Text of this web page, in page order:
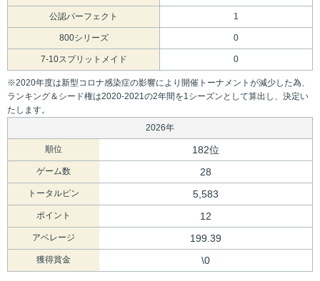
公認パーフェクト 1
800シリーズ 0
7-10スプリットメイド 0
※2020年度は新型コロナ感染症の影響により開催トーナメントが減少した為、
ランキング＆シード権は2020-2021の2年間を1シーズンとして算出し、決定い
たします。
2026年
順位 182位
ゲーム数 28
トータルピン 5,583
ポイント 12
アベレージ 199.39
獲得賞金 \0